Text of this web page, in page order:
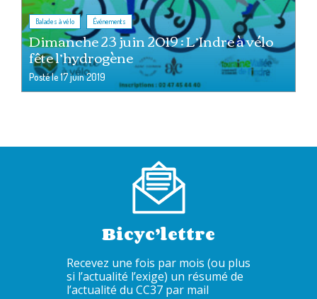
Balades à vélo , Événements
Dimanche 23 juin 2019 : L’Indre à vélo
fête l’hydrogène
Posté le17 juin 2019
Bicyc’lettre
Recevez une fois par mois (ou plus
si l’actualité l’exige) un résumé de
l’actualité du CC37 par mail